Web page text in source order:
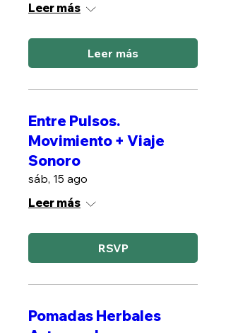
Leer más
Leer más
Entre Pulsos.
Movimiento + Viaje
Sonoro
sáb, 15 ago
Leer más
RSVP
Pomadas Herbales